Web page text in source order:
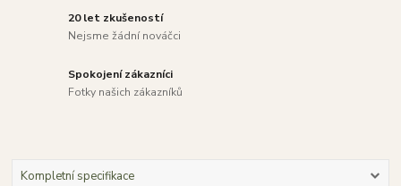
20 let zkušeností
Nejsme žádní nováčci
Spokojení zákazníci
Fotky našich zákazníků
Kompletní specifikace